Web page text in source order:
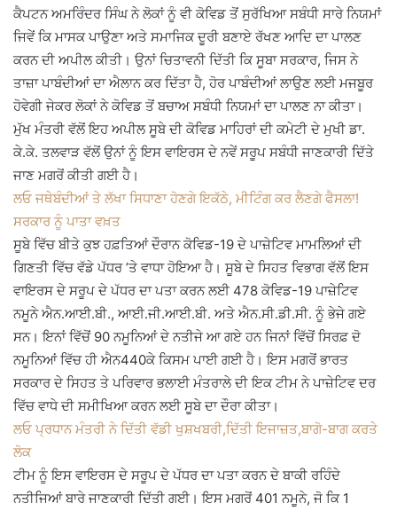
ਕੈਪਟਨ ਅਮਰਿੰਦਰ ਸਿੰਘ ਨੇ ਲੋਕਾਂ ਨੂੰ ਵੀ ਕੋਵਿਡ ਤੋਂ ਸੁਰੱਖਿਆ ਸਬੰਧੀ ਸਾਰੇ ਨਿਯਮਾਂ
ਜਿਵੇਂ ਕਿ ਮਾਸਕ ਪਾਉਣਾ ਅਤੇ ਸਮਾਜਿਕ ਦੂਰੀ ਬਣਾਏ ਰੱਖਣ ਆਦਿ ਦਾ ਪਾਲਣ
ਕਰਨ ਦੀ ਅਪੀਲ ਕੀਤੀ। ਉਨਾਂ ਚਿਤਾਵਨੀ ਦਿੱਤੀ ਕਿ ਸੂਬਾ ਸਰਕਾਰ, ਜਿਸ ਨੇ
ਤਾਜ਼ਾ ਪਾਬੰਦੀਆਂ ਦਾ ਐਲਾਨ ਕਰ ਦਿੱਤਾ ਹੈ, ਹੋਰ ਪਾਬੰਦੀਆਂ ਲਾਉਣ ਲਈ ਮਜਬੂਰ
ਹੋਵੇਗੀ ਜੇਕਰ ਲੋਕਾਂ ਨੇ ਕੋਵਿਡ ਤੋਂ ਬਚਾਅ ਸਬੰਧੀ ਨਿਯਮਾਂ ਦਾ ਪਾਲਣ ਨਾ ਕੀਤਾ।
ਮੁੱਖ ਮੰਤਰੀ ਵੱਲੋਂ ਇਹ ਅਪੀਲ ਸੂਬੇ ਦੀ ਕੋਵਿਡ ਮਾਹਿਰਾਂ ਦੀ ਕਮੇਟੀ ਦੇ ਮੁਖੀ ਡਾ.
ਕੇ.ਕੇ. ਤਲਵਾੜ ਵੱਲੋਂ ਉਨਾਂ ਨੂੰ ਇਸ ਵਾਇਰਸ ਦੇ ਨਵੇਂ ਸਰੂਪ ਸਬੰਧੀ ਜਾਣਕਾਰੀ ਦਿੱਤੇ
ਜਾਣ ਮਗਰੋਂ ਕੀਤੀ ਗਈ ਹੈ।
ਲਓ ਜਥੇਬੰਦੀਆਂ ਤੇ ਲੱਖਾ ਸਿਧਾਣਾ ਹੋਣਗੇ ਇਕੱਠੇ, ਮੀਟਿੰਗ ਕਰ ਲੈਣਗੇ ਫੈਸਲਾ!
ਸਰਕਾਰ ਨੂੰ ਪਾਤਾ ਵਖ਼ਤ
ਸੂਬੇ ਵਿੱਚ ਬੀਤੇ ਕੁਝ ਹਫ਼ਤਿਆਂ ਦੌਰਾਨ ਕੋਵਿਡ-19 ਦੇ ਪਾਜ਼ੇਟਿਵ ਮਾਮਲਿਆਂ ਦੀ
ਗਿਣਤੀ ਵਿੱਚ ਵੱਡੇ ਪੱਧਰ ’ਤੇ ਵਾਧਾ ਹੋਇਆ ਹੈ। ਸੂਬੇ ਦੇ ਸਿਹਤ ਵਿਭਾਗ ਵੱਲੋਂ ਇਸ
ਵਾਇਰਸ ਦੇ ਸਰੂਪ ਦੇ ਪੱਧਰ ਦਾ ਪਤਾ ਕਰਨ ਲਈ 478 ਕੋਵਿਡ-19 ਪਾਜ਼ੇਟਿਵ
ਨਮੂਨੇ ਐਨ.ਆਈ.ਬੀ., ਆਈ.ਜੀ.ਆਈ.ਬੀ. ਅਤੇ ਐਨ.ਸੀ.ਡੀ.ਸੀ. ਨੂੰ ਭੇਜੇ ਗਏ
ਸਨ। ਇਨਾਂ ਵਿੱਚੋਂ 90 ਨਮੂਨਿਆਂ ਦੇ ਨਤੀਜੇ ਆ ਗਏ ਹਨ ਜਿਨਾਂ ਵਿੱਚੋਂ ਸਿਰਫ਼ ਦੋ
ਨਮੂਨਿਆਂ ਵਿੱਚ ਹੀ ਐਨ440ਕੇ ਕਿਸਮ ਪਾਈ ਗਈ ਹੈ। ਇਸ ਮਗਰੋਂ ਭਾਰਤ
ਸਰਕਾਰ ਦੇ ਸਿਹਤ ਤੇ ਪਰਿਵਾਰ ਭਲਾਈ ਮੰਤਰਾਲੇ ਦੀ ਇਕ ਟੀਮ ਨੇ ਪਾਜ਼ੇਟਿਵ ਦਰ
ਵਿੱਚ ਵਾਧੇ ਦੀ ਸਮੀਖਿਆ ਕਰਨ ਲਈ ਸੂਬੇ ਦਾ ਦੌਰਾ ਕੀਤਾ।
ਲਓ ਪ੍ਰਧਾਨ ਮੰਤਰੀ ਨੇ ਦਿੱਤੀ ਵੱਡੀ ਖੁਸ਼ਖਬਰੀ,ਦਿੱਤੀ ਇਜਾਜ਼ਤ,ਬਾਗੋ-ਬਾਗ ਕਰਤੇ
ਲੋਕ
ਟੀਮ ਨੂੰ ਇਸ ਵਾਇਰਸ ਦੇ ਸਰੂਪ ਦੇ ਪੱਧਰ ਦਾ ਪਤਾ ਕਰਨ ਦੇ ਬਾਕੀ ਰਹਿੰਦੇ
ਨਤੀਜਿਆਂ ਬਾਰੇ ਜਾਣਕਾਰੀ ਦਿੱਤੀ ਗਈ। ਇਸ ਮਗਰੋਂ 401 ਨਮੂਨੇ, ਜੋ ਕਿ 1